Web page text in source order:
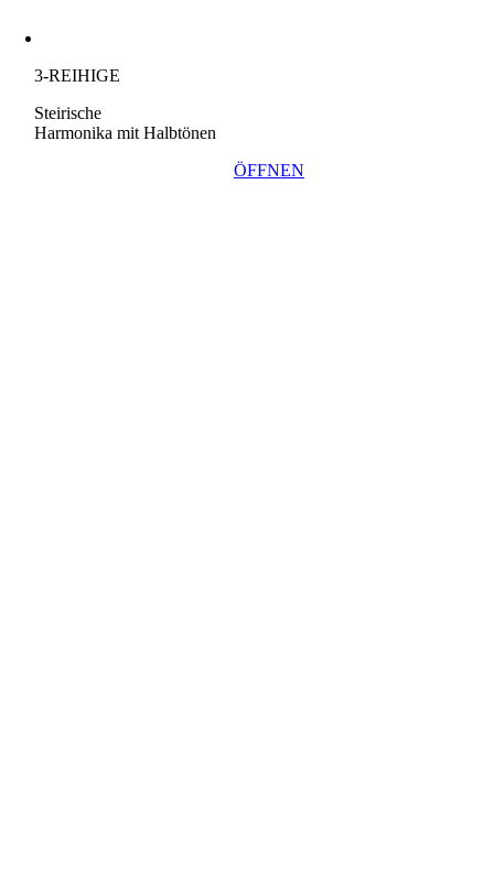
3-REIHIGE
Steirische
Harmonika mit Halbtönen
ÖFFNEN